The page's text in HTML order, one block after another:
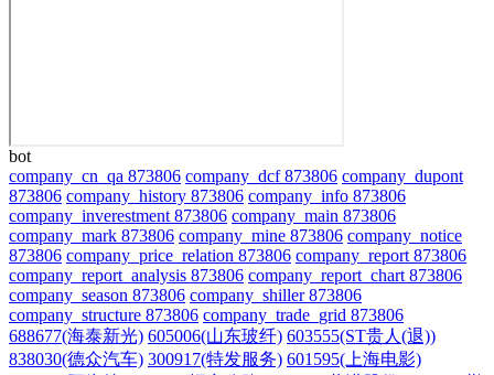
bot
company_cn_qa 873806 company_dcf 873806 company_dupont
873806 company_history 873806 company_info 873806
company_inverestment 873806 company_main 873806
company_mark 873806 company_mine 873806 company_notice
873806 company_price_relation 873806 company_report 873806
company_report_analysis 873806 company_report_chart 873806
company_season 873806 company_shiller 873806
company_structure 873806 company_trade_grid 873806
688677(海泰新光) 605006(山东玻纤) 603555(ST贵人(退))
838030(德众汽车) 300917(特发服务) 601595(上海电影)